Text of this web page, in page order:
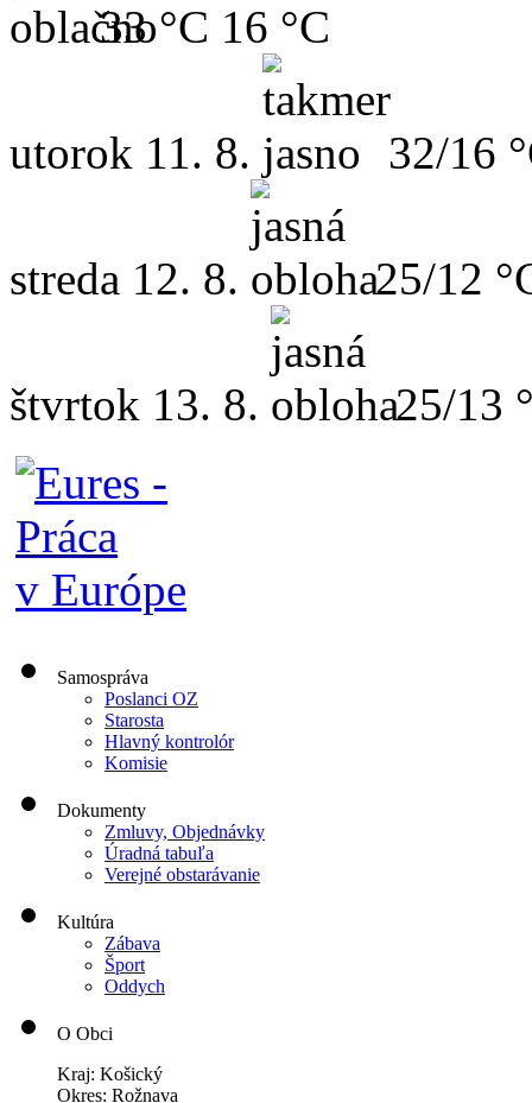
33 °C 16 °C
utorok 11. 8. 32/16
streda 12. 8. 25/12
štvrtok 13. 8. 25/13
Samospráva
Poslanci OZ
Starosta
Hlavný kontrolór
Komisie
Dokumenty
Zmluvy, Objednávky
Úradná tabuľa
Verejné obstarávanie
Kultúra
Zábava
Šport
Oddych
O Obci
Kraj: Košický
Okres: Rožnava